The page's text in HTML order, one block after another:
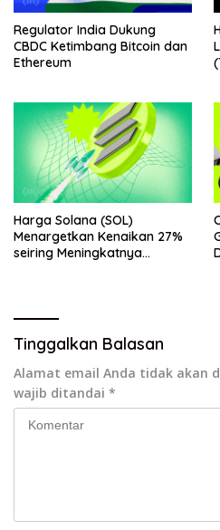
Regulator India Dukung
CBDC Ketimbang Bitcoin dan
Ethereum
Harga Solana (SOL)
Menargetkan Kenaikan 27%
seiring Meningkatnya
Tinggalkan Balasan
Alamat email Anda tidak akan
wajib ditandai *